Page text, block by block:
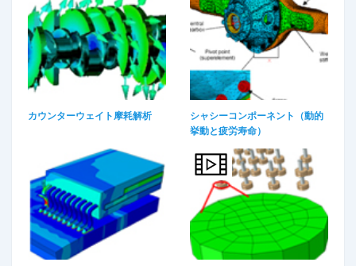
カウンターウェイト摩耗解析
シャシーコンポーネント（動的
挙動と疲労寿命）